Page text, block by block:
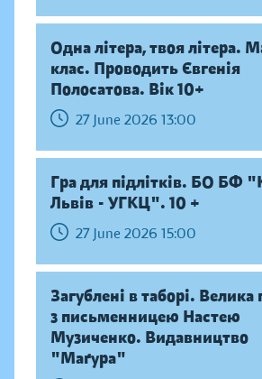
Одна літера, твоя літера.
клас. Проводить Євгенія
Полосатова. Вік 10+
27 June 2026 13:00
Гра для підлітків. БО БФ
Львів - УГКЦ". 10 +
27 June 2026 15:00
Загублені в таборі. Велика
з письменницею Настею
Музиченко. Видавництво
"Маґура"